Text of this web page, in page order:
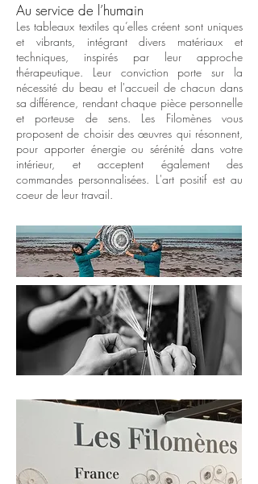
Au service de l’humain
Les tableaux textiles qu’elles créent sont uniques
et vibrants, intégrant divers matériaux et
techniques, inspirés par leur approche
thérapeutique. Leur conviction porte sur la
nécessité du beau et l'accueil de chacun dans
sa différence, rendant chaque pièce personnelle
et porteuse de sens. Les Filomènes vous
proposent de choisir des œuvres qui résonnent,
pour apporter énergie ou sérénité dans votre
intérieur, et acceptent également des
commandes personnalisées. L'art positif est au
coeur de leur travail.